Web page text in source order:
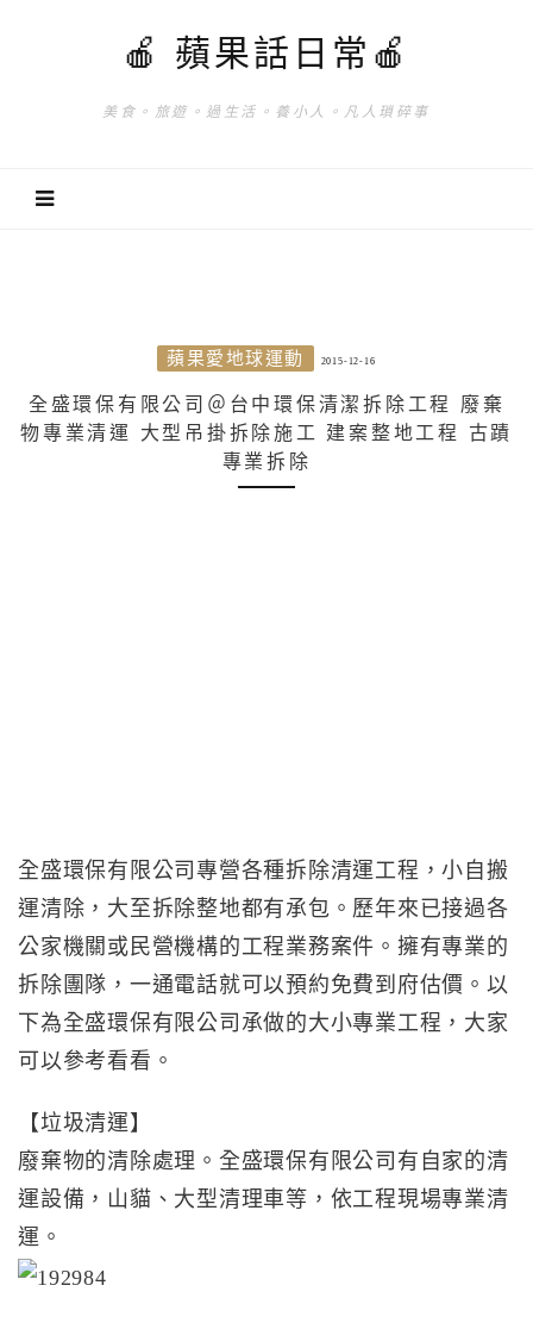
🍎 蘋果話日常🍎
美食。旅遊。過生活。養小人。凡人瑣碎事
蘋果愛地球運動 2015-12-16
全盛環保有限公司＠台中環保清潔拆除工程 廢棄
物專業清運 大型吊掛拆除施工 建案整地工程 古蹟
專業拆除
全盛環保有限公司專營各種拆除清運工程，小自搬
運清除，大至拆除整地都有承包。歷年來已接過各
公家機關或民營機構的工程業務案件。擁有專業的
拆除團隊，一通電話就可以預約免費到府估價。以
下為全盛環保有限公司承做的大小專業工程，大家
可以參考看看。
【垃圾清運】
廢棄物的清除處理。全盛環保有限公司有自家的清
運設備，山貓、大型清理車等，依工程現場專業清
運。